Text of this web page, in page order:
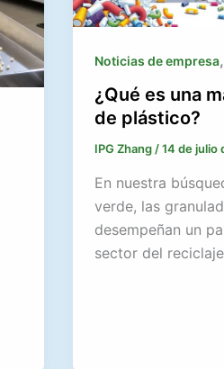
Noticias de empresa,
¿Qué es una
de plástico?
IPG Zhang/14 de julio
En nuestra
verde, las
desempeñan un
sector del